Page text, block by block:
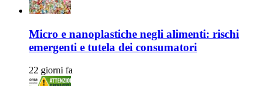
Micro e nanoplastiche negli alimenti: rischi
emergenti e tutela dei consumatori
22 giorni fa